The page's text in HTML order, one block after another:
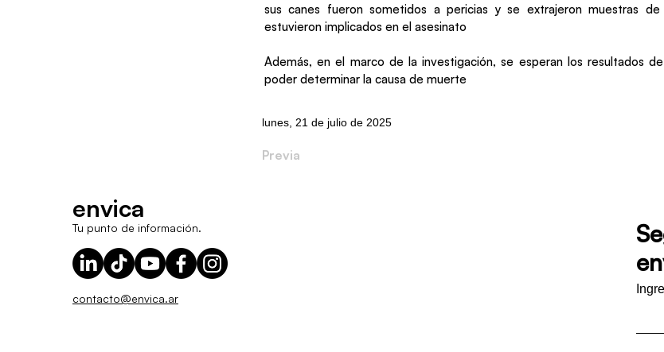
sus canes fueron sometidos a pericias y se extrajeron muestras
estuvieron implicados en el asesinato
Además, en el marco de la investigación, se esperan los resultados
poder determinar la causa de muerte
lunes, 21 de julio de 2025
Previa
envica
Tu punto de información.
contacto@envica.ar